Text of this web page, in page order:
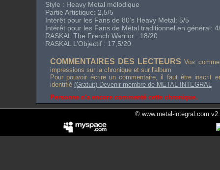
Style : Heavy Metal mélodique
Partie Artistique: 2,5/5
Intérêt pour les Fans de 80’s Heavy Metal: 5/5
Intérêt pour les Fans de Métal traditionnel en général:
RASKAL The French Warrior : 18/20
RASKAL L’Objectif : 17,5/20
COMMENTAIRES DES LECTEURS Vos
impressions sur la chronique et sur l'album
Pour pouvoir écrire un commentaire, il faut être inscrit
identifié (Gratuit) Devenir membre de METAL INTEGRAL
Personne n'a encore commenté cette chronique.
© www.metal-integral.com